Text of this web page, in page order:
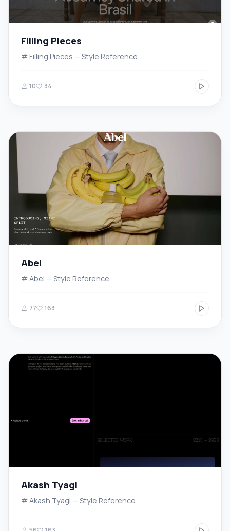
Filling Pieces
# Filling Pieces — Style Reference
10 34
Abel
# Abel — Style Reference
77 163
Akash Tyagi
# Akash Tyagi — Style Reference